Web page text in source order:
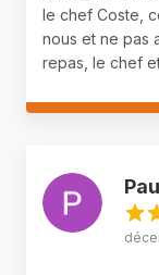
le chef Coste,
nous et ne pas
repas, le chef